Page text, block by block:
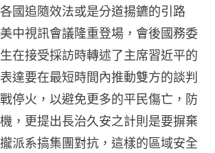
國追隨效法或是分道揚鑣的引路
中視訊會議隆重登場，會後國務委
在接受採訪時轉述了主席習近平的
達要在最短時間內推動雙方的談判
停火，以避免更多的平民傷亡，防
，更提出長治久安之計則是要摒棄
派系搞集團對抗，這樣的區域安全